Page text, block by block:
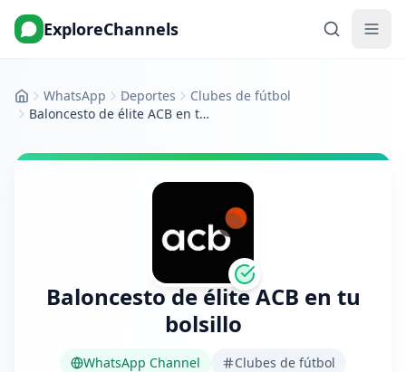
ExploreChannels
InicioWhatsApp Deportes
Clubes de fútbol
Baloncesto de élite ACB en tu bolsillo
Baloncesto de élite ACB en tu
bolsillo
WhatsApp Channel
Clubes de fútbol